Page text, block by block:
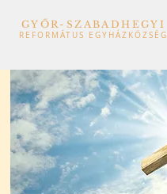
GYŐR-SZABADHEGYI
REFORMÁTUS EGYHÁZKÖZSÉG